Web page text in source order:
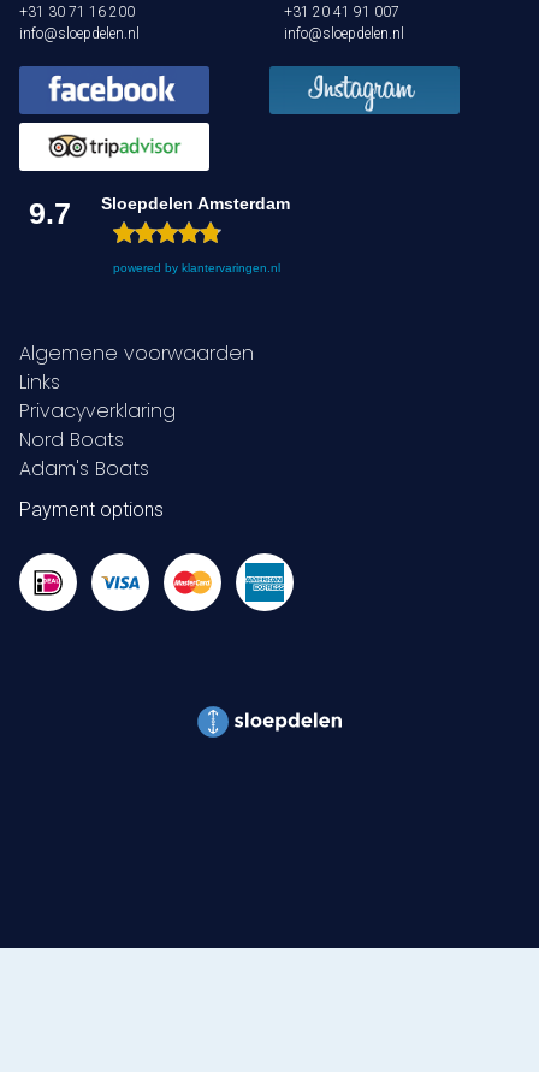
+31 30 71 16 200
info@sloepdelen.nl
+31 20 41 91 007
info@sloepdelen.nl
9.7 Sloepdelen Amsterdam
powered by klantervaringen.nl
Algemene voorwaarden
Links
Privacyverklaring
Nord Boats
Adam's Boats
Payment options